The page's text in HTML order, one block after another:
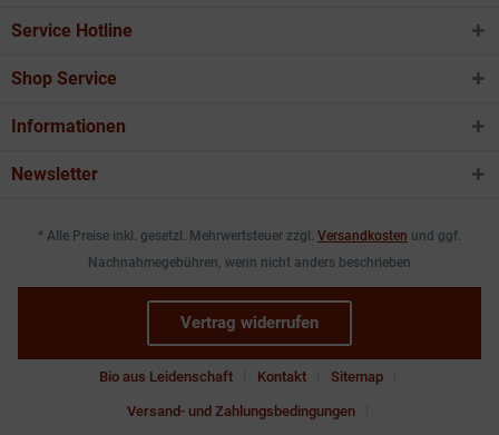
Service Hotline
Shop Service
Informationen
Newsletter
* Alle Preise inkl. gesetzl. Mehrwertsteuer zzgl. Versandkosten und ggf.
Nachnahmegebühren, wenn nicht anders beschrieben
Vertrag widerrufen
Bio aus Leidenschaft Kontakt Sitemap
Versand- und Zahlungsbedingungen